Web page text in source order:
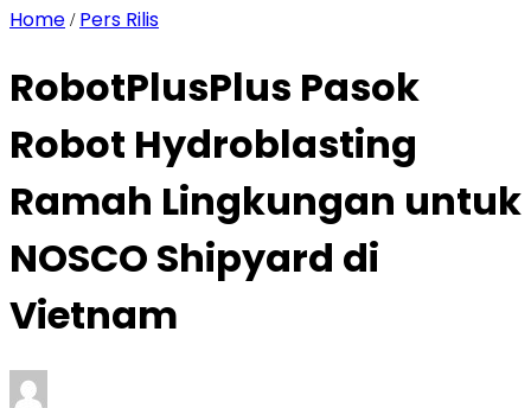
Home / Pers Rilis
RobotPlusPlus Pasok
Robot Hydroblasting
Ramah Lingkungan untuk
NOSCO Shipyard di
Vietnam